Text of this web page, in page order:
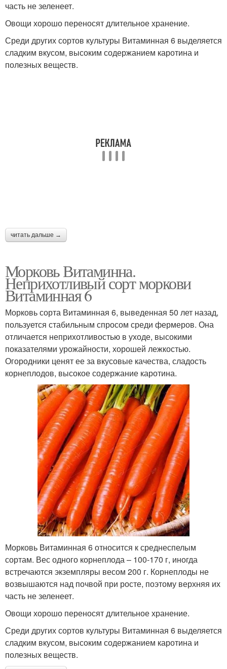
часть не зеленеет.
Овощи хорошо переносят длительное хранение.
Среди других сортов культуры Витаминная 6 выделяется
сладким вкусом, высоким содержанием каротина и
полезных веществ.
читать дальше →
Морковь Витаминна.
Неприхотливый сорт моркови
Витаминная 6
Морковь сорта Витаминная 6, выведенная 50 лет назад,
пользуется стабильным спросом среди фермеров. Она
отличается неприхотливостью в уходе, высокими
показателями урожайности, хорошей лежкостью.
Огородники ценят ее за вкусовые качества, сладость
корнеплодов, высокое содержание каротина.
Морковь Витаминная 6 относится к среднеспелым
сортам. Вес одного корнеплода – 100-170 г, иногда
встречаются экземпляры весом 200 г. Корнеплоды не
возвышаются над почвой при росте, поэтому верхняя их
часть не зеленеет.
Овощи хорошо переносят длительное хранение.
Среди других сортов культуры Витаминная 6 выделяется
сладким вкусом, высоким содержанием каротина и
полезных веществ.